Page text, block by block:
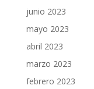
junio 2023
mayo 2023
abril 2023
marzo 2023
febrero 2023